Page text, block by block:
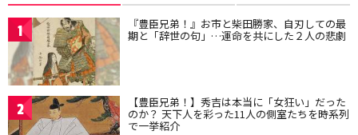
1 『豊臣兄弟！』お市と柴田勝家、自刃しての最
期と「辞世の句」…運命を共にした２人の悲劇
2 【豊臣兄弟！】秀吉は本当に「女狂い」だった
のか？ 天下人を彩った11人の側室たちを時系列
で一挙紹介